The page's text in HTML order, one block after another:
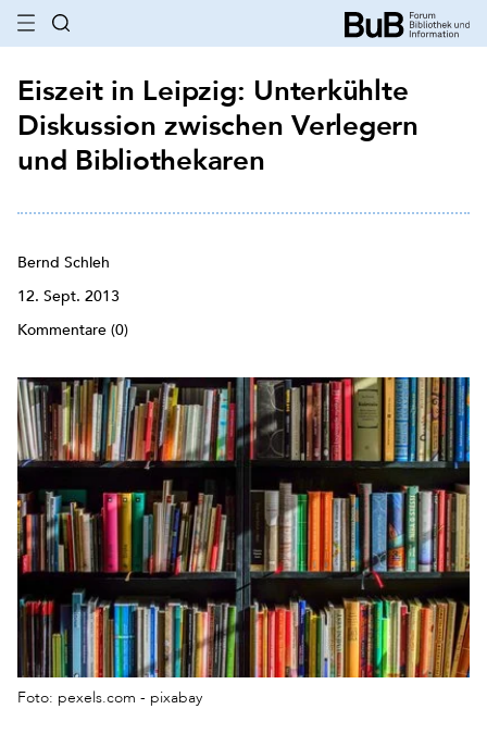
Eiszeit in Leipzig: Unterkühlte
Diskussion zwischen Verlegern
und Bibliothekaren
Bern​​​​​d Schleh
12. Sept. 2013
Kommentare (0)
Foto: pexels.com - pixabay